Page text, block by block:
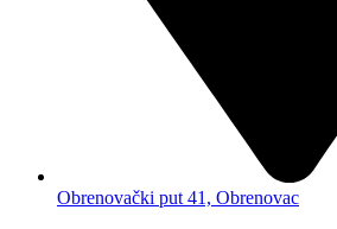
Obrenovački put 41, Obrenovac